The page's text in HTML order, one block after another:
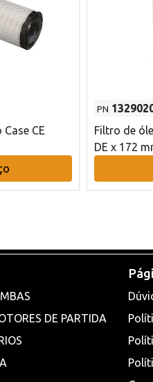
CE
PN
Filtro de
DE x 172
DE PARTIDA